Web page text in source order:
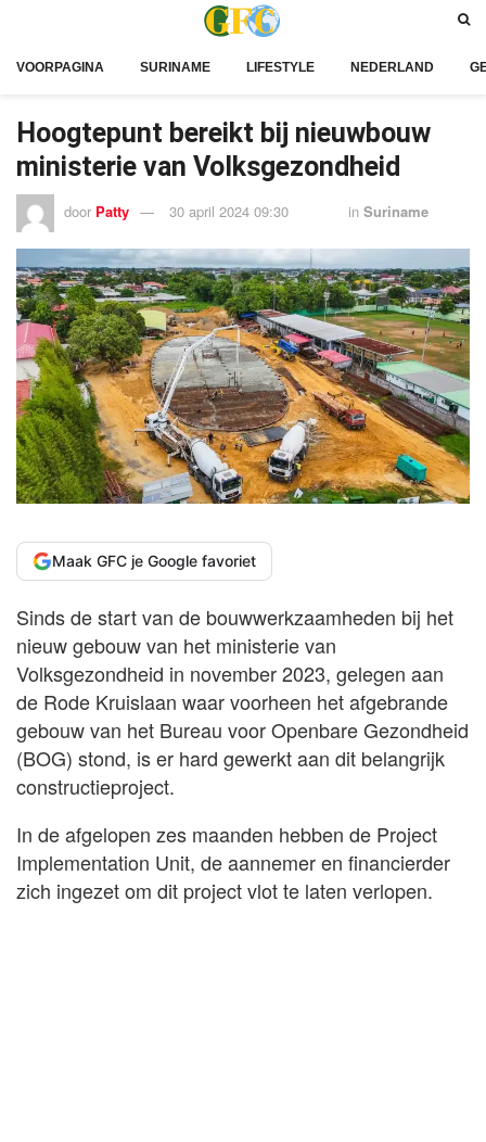
VOORPAGINA SURINAME LIFESTYLE NEDERLAND
Hoogtepunt bereikt bij nieuwbouw
ministerie van Volksgezondheid
door Patty 30 april 2024 09:30 in Suriname
Maak GFC je Google favoriet
Sinds de start van de bouwwerkzaamheden bij het
nieuw gebouw van het ministerie van
Volksgezondheid in november 2023, gelegen aan
de Rode Kruislaan waar voorheen het afgebrande
gebouw van het Bureau voor Openbare Gezondheid
(BOG) stond, is er hard gewerkt aan dit belangrijk
constructieproject.
In de afgelopen zes maanden hebben de Project
Implementation Unit, de aannemer en financierder
zich ingezet om dit project vlot te laten verlopen.